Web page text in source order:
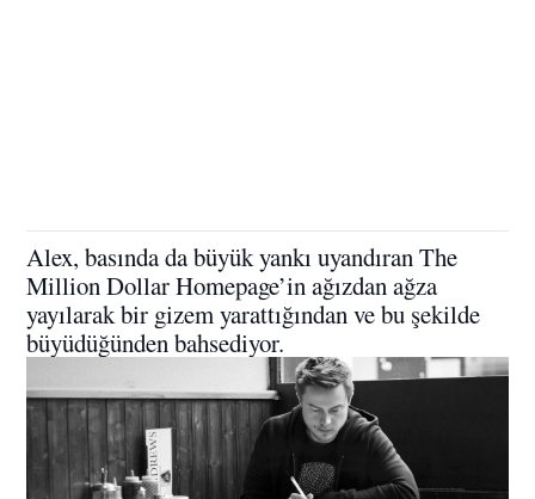
Alex, basında da büyük yankı uyandıran The
Million Dollar Homepage’in ağızdan ağza
yayılarak bir gizem yarattığından ve bu şekilde
büyüdüğünden bahsediyor.